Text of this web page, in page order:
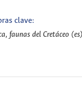
clave:
faunas del Cretáceo